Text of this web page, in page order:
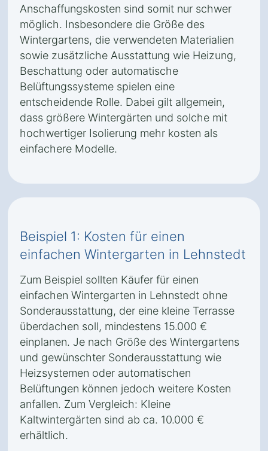
Anschaffungskosten sind somit nur schwer
möglich. Insbesondere die Größe des
Wintergartens, die verwendeten Materialien
sowie zusätzliche Ausstattung wie Heizung,
Beschattung oder automatische
Belüftungssysteme spielen eine
entscheidende Rolle. Dabei gilt allgemein,
dass größere Wintergärten und solche mit
hochwertiger Isolierung mehr kosten als
einfachere Modelle.
Beispiel 1: Kosten für einen
einfachen Wintergarten in Lehnstedt
Zum Beispiel sollten Käufer für einen
einfachen Wintergarten in Lehnstedt ohne
Sonderausstattung, der eine kleine Terrasse
überdachen soll, mindestens 15.000 €
einplanen. Je nach Größe des Wintergartens
und gewünschter Sonderausstattung wie
Heizsystemen oder automatischen
Belüftungen können jedoch weitere Kosten
anfallen. Zum Vergleich: Kleine
Kaltwintergärten sind ab ca. 10.000 €
erhältlich.